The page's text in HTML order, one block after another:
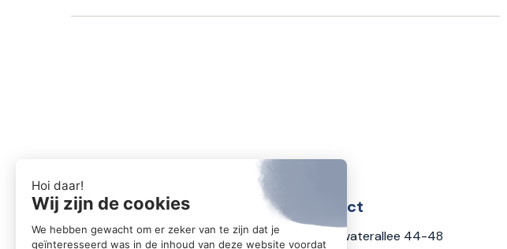
Contact
Zwartewaterallee 44-48